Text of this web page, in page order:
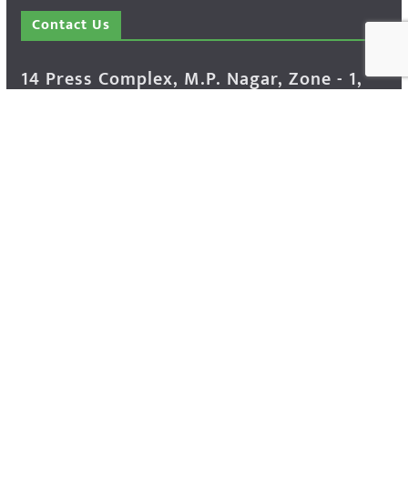
Contact Us
14 Press Complex, M.P. Nagar, Zone - 1,